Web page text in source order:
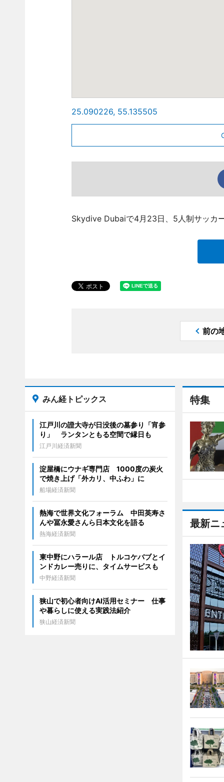
25.090226, 55.135505
Skydive Dubaiで4月23日、5人制サッカ
前の
特集
最新ニ
みん経トピックス
江戸川の證大寺が日没後の墓参り「宵参
り」 ランタンともる空間で縁日も
江戸川経済新聞
淀屋橋にウナギ専門店 1000度の炭火
で焼き上げ「外カリ、中ふわ」に
船場経済新聞
熱海で世界文化フォーラム 中田英寿さ
んや冨永愛さんら日本文化を語る
熱海経済新聞
東中野にハラール店 トルコケバブとイ
ンドカレー売りに、タイムサービスも
中野経済新聞
狭山で初心者向けAI活用セミナー 仕事
や暮らしに使える実践法紹介
狭山経済新聞